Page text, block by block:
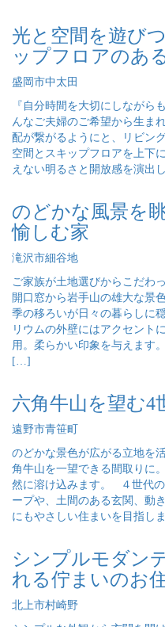
光と空間を遊び
ップフロアのあ
盛岡市中太田
『自分時間を大切にしながら
んなご夫婦のご希望から生ま
配が繋がるようにと、リビン
空間とスキップフロアを上下
えない明るさと開放感を演
のどかな風景を
愉しむ家
滝沢市細谷地
ご家族が土地選びからこだわ
開口窓から岩手山の雄大な景
季の移ろいが日々の暮らしに
リウムの外壁にはアクセント
用。柔らかい印象を与えます
[…]
六角牛山を望む4
遠野市青笹町
のどかな景色が広がる立地を
角牛山を一望できる間取りに
然に溶け込みます。 ４世代
ープや、土間のある玄関、動
にもやさしい住まいを目指
シンプルモダン
れる佇まいのお
北上市村崎野